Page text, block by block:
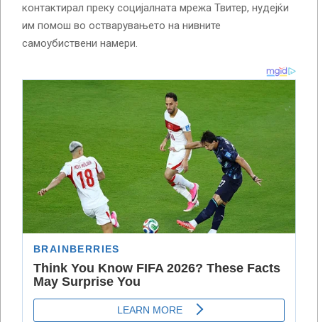
контактирал преку социјалната мрежа Твитер, нудејќи
им помош во остварувањето на нивните
самоубиствени намери.